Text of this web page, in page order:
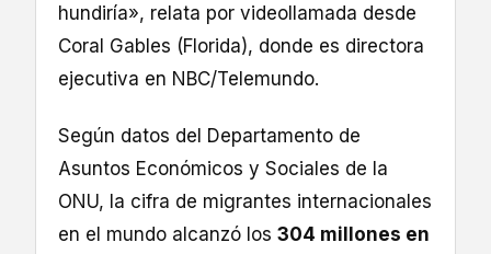
hundiría», relata por videollamada desde
Coral Gables (Florida), donde es directora
ejecutiva en NBC/Telemundo.
Según datos del Departamento de
Asuntos Económicos y Sociales de la
ONU, la cifra de migrantes internacionales
en el mundo alcanzó los 304 millones en